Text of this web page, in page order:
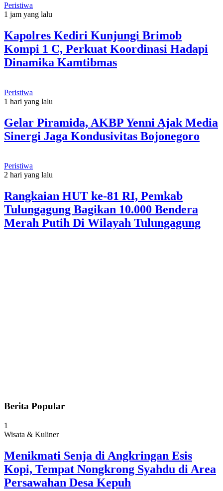
Peristiwa
1 jam yang lalu
Kapolres Kediri Kunjungi Brimob
Kompi 1 C, Perkuat Koordinasi Hadapi
Dinamika Kamtibmas
Peristiwa
1 hari yang lalu
Gelar Piramida, AKBP Yenni Ajak Media
Sinergi Jaga Kondusivitas Bojonegoro
Peristiwa
2 hari yang lalu
Rangkaian HUT ke-81 RI, Pemkab
Tulungagung Bagikan 10.000 Bendera
Merah Putih Di Wilayah Tulungagung
Berita Popular
1
Wisata & Kuliner
Menikmati Senja di Angkringan Esis
Kopi, Tempat Nongkrong Syahdu di Area
Persawahan Desa Kepuh